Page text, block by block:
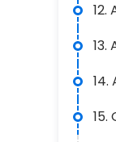
12.
13.
14.